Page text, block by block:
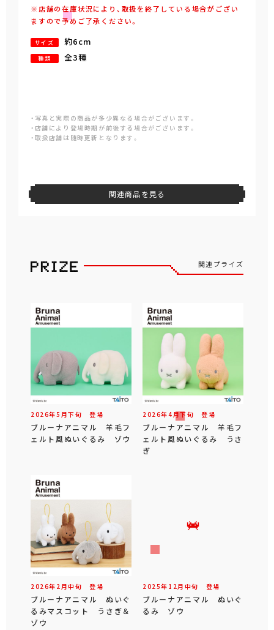
※店舗の在庫状況により、取扱を終了している場合がござい
ますので予めご了承ください。
サイズ 約6cm
種類 全3種
・写真と実際の商品が多少異なる場合がございます。
・店舗により登場時期が前後する場合がございます。
・取扱店舗は随時更新となります。
関連商品を見る
関連プライズ
2026年5 月下旬 登場
ブルーナアニマル 羊毛フ
ェルト風ぬいぐるみ ゾウ
2026年4 月下旬 登場
ブルーナアニマル 羊毛フ
ェルト風ぬいぐるみ うさ
ぎ
2026年 2 月中旬 登場
ブルーナアニマル ぬいぐ
るみマスコット うさぎ＆
ゾウ
2025年 12 月 中旬 登場
ブルーナアニマル ぬいぐ
るみ ゾウ